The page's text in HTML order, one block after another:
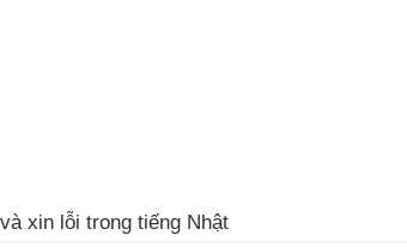
xin lỗi trong tiếng Nhật